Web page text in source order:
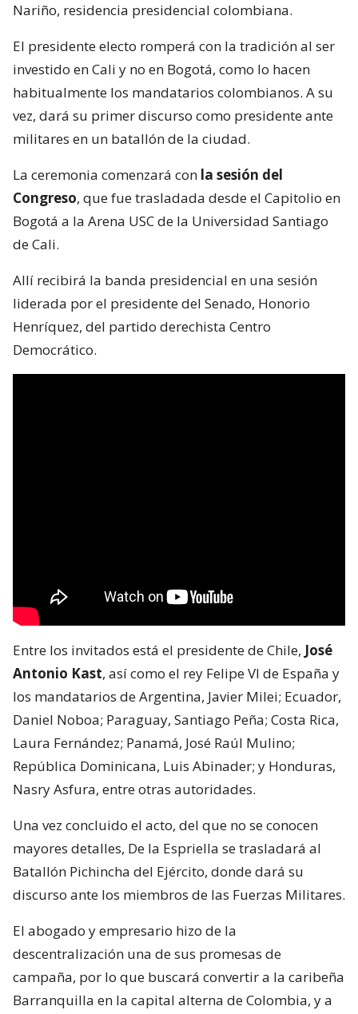
Nariño, residencia presidencial colombiana.
El presidente electo romperá con la tradición al ser
investido en Cali y no en Bogotá, como lo hacen
habitualmente los mandatarios colombianos. A su
vez, dará su primer discurso como presidente ante
militares en un batallón de la ciudad.
La ceremonia comenzará con la sesión del
Congreso, que fue trasladada desde el Capitolio en
Bogotá a la Arena USC de la Universidad Santiago
de Cali.
Allí recibirá la banda presidencial en una sesión
liderada por el presidente del Senado, Honorio
Henríquez, del partido derechista Centro
Democrático.
Entre los invitados está el presidente de Chile, José
Antonio Kast, así como el rey Felipe VI de España y
los mandatarios de Argentina, Javier Milei; Ecuador,
Daniel Noboa; Paraguay, Santiago Peña; Costa Rica,
Laura Fernández; Panamá, José Raúl Mulino;
República Dominicana, Luis Abinader; y Honduras,
Nasry Asfura, entre otras autoridades.
Una vez concluido el acto, del que no se conocen
mayores detalles, De la Espriella se trasladará al
Batallón Pichincha del Ejército, donde dará su
discurso ante los miembros de las Fuerzas Militares.
El abogado y empresario hizo de la
descentralización una de sus promesas de
campaña, por lo que buscará convertir a la caribeña
Barranquilla en la capital alterna de Colombia, y a